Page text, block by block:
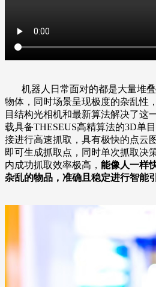
机器人日常面对的都是大量堆叠
物体，同时场景呈现极度的杂乱性，
目结构光相机和最新算法解决了这
载具备THESEUS高精算法的3D单
接进行高速抓取，具有极快的点云
即可生成抓取点，同时单次抓取决
内成功抓取效率极高， 能像人一样
杂乱的物品，准确且稳定进行智能